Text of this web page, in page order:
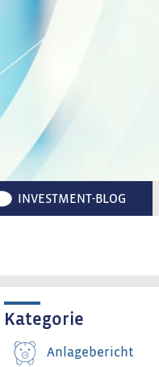
INVESTMENT-BLOG
Kategorie
Anlagebericht